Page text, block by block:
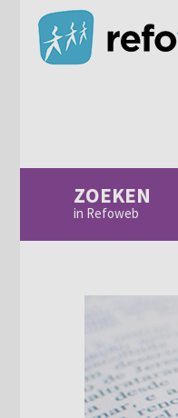
ZOEKEN
in Refoweb